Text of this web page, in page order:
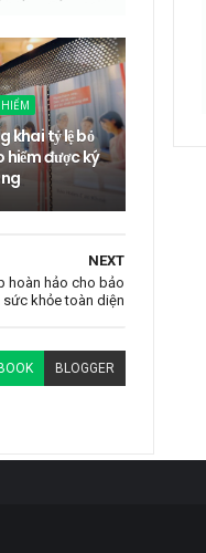
khai tỷ lệ bỏ
hiểm được ký
NEXT
hoàn hảo cho bảo
khỏe toàn diện
BLOGGER